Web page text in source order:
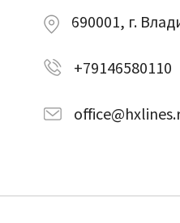
690001, г.
+79146580110